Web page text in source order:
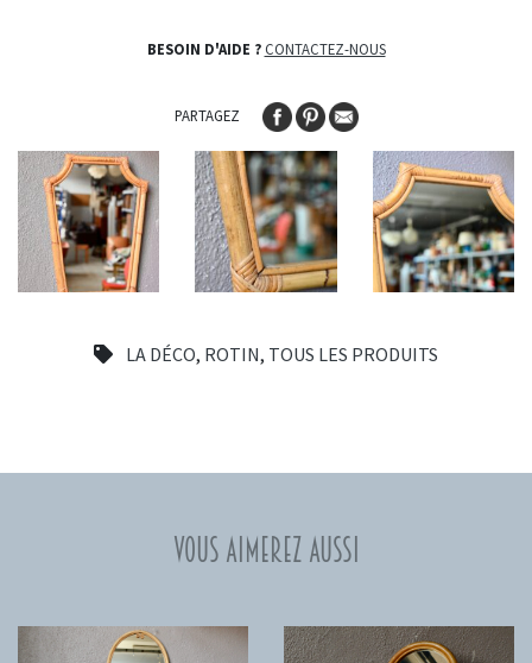
LA DÉCO, ROTIN, TOUS LES PRODUITS
BESOIN D'AIDE ? CONTACTEZ-NOUS
PARTAGEZ
Vous aimerez aussi